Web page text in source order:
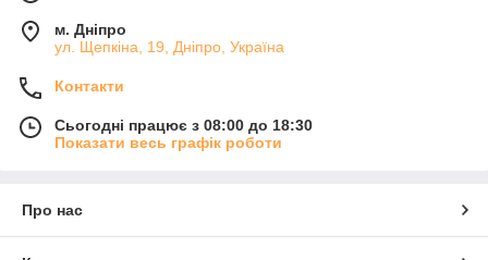
м. Дніпро
ул. Щепкіна, 19, Дніпро, Україна
Контакти
Сьогодні працює з 08:00 до 18:30
Показати весь графік роботи
Про нас